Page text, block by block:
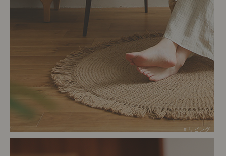
# リビング